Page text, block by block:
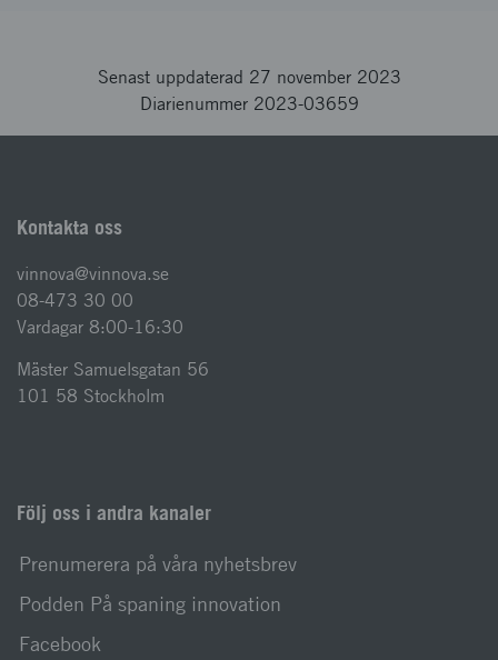
Senast uppdaterad 27 november 2023
Diarienummer 2023-03659
Kontakta oss
vinnova@vinnova.se
08-473 30 00
Vardagar 8:00-16:30
Mäster Samuelsgatan 56
101 58 Stockholm
Följ oss i andra kanaler
Prenumerera på våra nyhetsbrev
Podden På spaning innovation
Facebook